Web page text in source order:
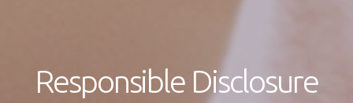
Responsible Disclosure